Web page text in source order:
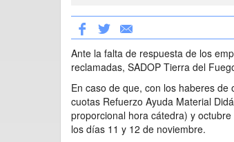
Ante la falta de respuesta de los
reclamadas, SADOP Tierra del
En caso de que, con los haberes
cuotas Refuerzo Ayuda Material
proporcional hora cátedra) y
los días 11 y 12 de noviembre.